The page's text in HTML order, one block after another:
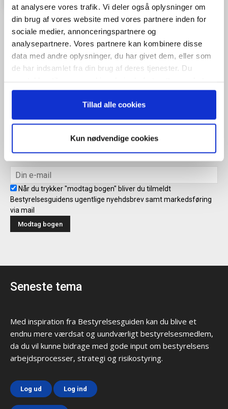
at analysere vores trafik. Vi deler også oplysninger om
din brug af vores website med vores partnere inden for
sociale medier, annonceringspartnere og
analysepartnere. Vores partnere kan kombinere disse
data med andre oplysninger, du har givet dem, eller som
de har indsamlet fra din brug af deres tjenester. Du
anvende vores hjemmeside.
Tillad alle cookies
Kun nødvendige cookies
Når du trykker "modtag bogen" bliver du tilmeldt Bestyrelsesguidens
ugentlige nyhedsbrev samt markedsføring via mail.
Modtag bogen direkte i din
mailboks
Når du trykker "modtag bogen" bliver du tilmeldt
Bestyrelsesguidens ugentlige nyehdsbrev samt markedsføring
via mail
Seneste tema
Med inspiration fra Bestyrelsesguiden kan du blive et
endnu mere værdsat og uundværligt bestyrelsesmedlem,
da du vil kunne bidrage med gode input om bestyrelsens
arbejdsprocesser, strategi og risikostyring.
Log ud Log ind